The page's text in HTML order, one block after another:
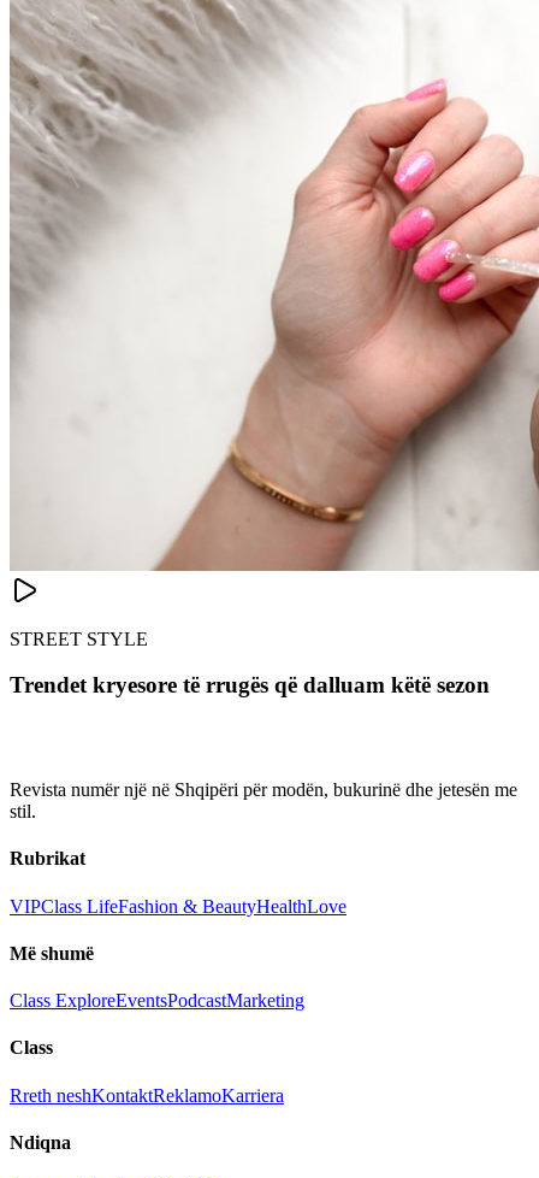
STREET STYLE
Trendet kryesore të rrugës që dalluam këtë sezon
Revista numër një në Shqipëri për modën, bukurinë dhe jetesën me
stil.
Rubrikat
VIPClass LifeFashion & BeautyHealthLove
Më shumë
Class ExploreEventsPodcastMarketing
Class
Rreth neshKontaktReklamoKarriera
Ndiqna